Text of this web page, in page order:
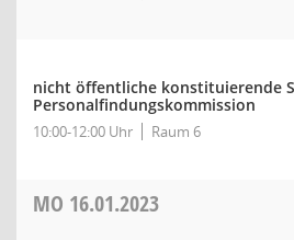
nicht öffentliche konstituierende
Personalfindungskommission
10:00-12:00 Uhr Raum 6
MO 16.01.2023